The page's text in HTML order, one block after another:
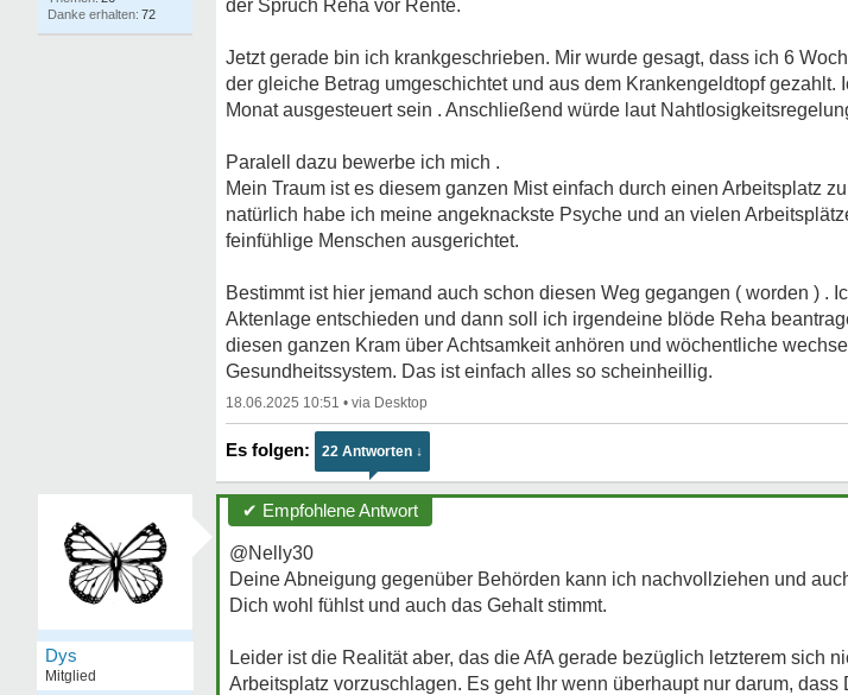
72
der Spruch Reha vor Rente.
Jetzt gerade bin ich krankgeschrieben. Mir wurde gesagt, dass ich 6
der gleiche Betrag umgeschichtet und aus dem Krankengeldtopf
Monat ausgesteuert sein . Anschließend würde laut
Paralell dazu bewerbe ich mich .
Mein Traum ist es diesem ganzen Mist einfach durch einen Arbeitsplatz
natürlich habe ich meine angeknackste Psyche und an vielen
feinfühlige Menschen ausgerichtet.
Bestimmt ist hier jemand auch schon diesen Weg gegangen ( worden ) .
Aktenlage entschieden und dann soll ich irgendeine blöde Reha
diesen ganzen Kram über Achtsamkeit anhören und wöchentliche
Gesundheitssystem. Das ist einfach alles so scheinheillig.
18.06.2025 10:51 •
22 Antworten ↓
Dys
Mitglied
✔ Empfohlene Antwort
@Nelly30
Deine Abneigung gegenüber Behörden kann ich nachvollziehen und
Dich wohl fühlst und auch das Gehalt stimmt.
Leider ist die Realität aber, das die AfA gerade bezüglich letzterem sich
Arbeitsplatz vorzuschlagen. Es geht Ihr wenn überhaupt nur darum,